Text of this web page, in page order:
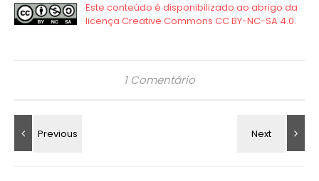
1 Comentário